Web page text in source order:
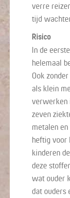
verre
tijd
Risico
In de
helemaal
Ook
als klein
verwerken
zeven
metalen
heftig voor
kinderen
deze
wat ouder
dat ouders